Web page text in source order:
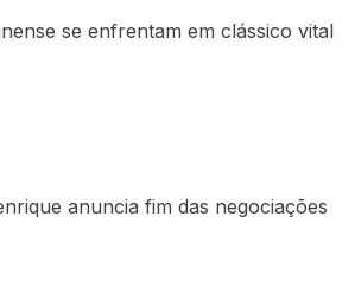
se enfrentam em clássico vital
anuncia fim das negociações